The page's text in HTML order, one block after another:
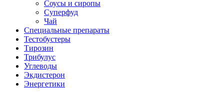
Соусы и сиропы
Суперфуд
Чай
Специальные препараты
Тестобустеры
Тирозин
Трибулус
Углеводы
Экдистерон
Энергетики